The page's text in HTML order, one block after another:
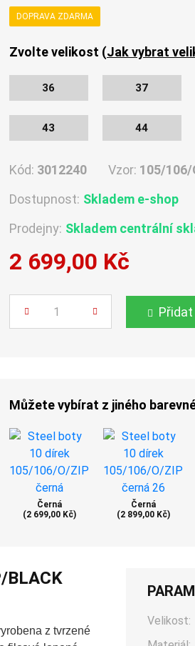
DOPRAVA ZDARMA
Zvolte velikost (Jak vybrat
36 37
43 44
Kód: 3012240 Vzor: 105/
Dostupnost: Skladem e-shop
Prodejny: Skladem centrální
2 699,00 Kč
Můžete vybírat z jiného
Černá
(2 699,00 Kč)
Černá
(2 899,00 Kč)
BLACK
z tvrzené
Velikost: